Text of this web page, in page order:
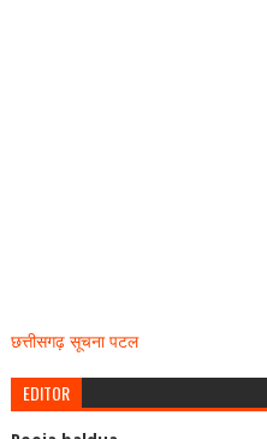
छत्तीसगढ़ सूचना पटल
EDITOR